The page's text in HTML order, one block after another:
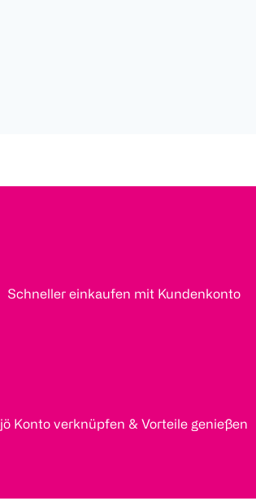
Schneller einkaufen mit Kundenkonto
jö Konto verknüpfen & Vorteile genießen